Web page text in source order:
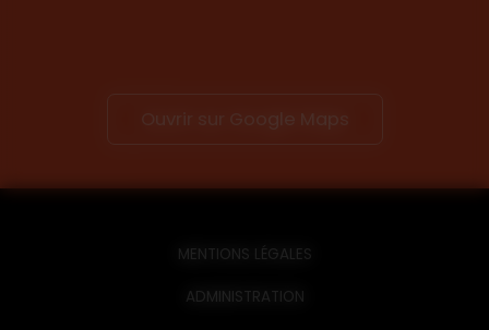
Ouvrir sur Google Maps
MENTIONS LÉGALES
ADMINISTRATION